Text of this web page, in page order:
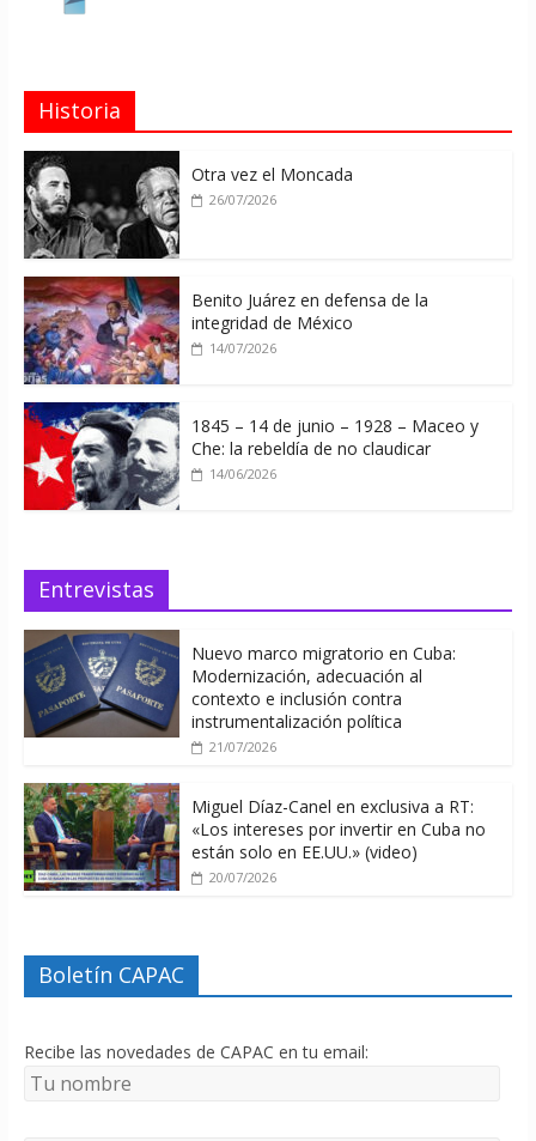
Historia
Otra vez el Moncada
26/07/2026
Benito Juárez en defensa de la
integridad de México
14/07/2026
1845 – 14 de junio – 1928 – Maceo y
Che: la rebeldía de no claudicar
14/06/2026
Entrevistas
Nuevo marco migratorio en Cuba:
Modernización, adecuación al
contexto e inclusión contra
instrumentalización política
21/07/2026
Miguel Díaz-Canel en exclusiva a RT:
«Los intereses por invertir en Cuba no
están solo en EE.UU.» (video)
20/07/2026
Boletín CAPAC
Recibe las novedades de CAPAC en tu email: